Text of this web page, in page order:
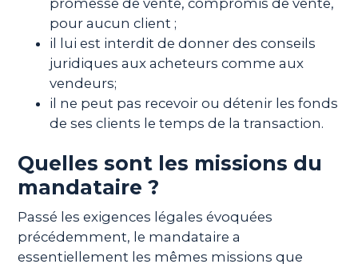
promesse de vente, compromis de vente,
pour aucun client ;
il lui est interdit de donner des conseils
juridiques aux acheteurs comme aux
vendeurs;
il ne peut pas recevoir ou détenir les fonds
de ses clients le temps de la transaction.
Quelles sont les missions du
mandataire ?
Passé les exigences légales évoquées
précédemment, le mandataire a
essentiellement les mêmes missions que